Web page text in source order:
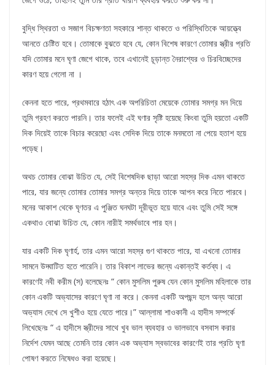
বুদ্ধি স্থিরতা ও সজাগ বিচক্ষণতা সহকারে শান্ত থাকতে ও পরিস্থিতিকে আয়ত্ত্বে
আনতে চেষ্টিত হবে। তোমাকে বুঝতে হবে যে, কোন বিশেষ কারণে তোমার স্ত্রীর প্রতি
যদি তোমার মনে ঘৃণা জেগে থাকে, তবে এখানেই চূড়ান্ত নৈরাশ্যের ও চিরবিচ্ছেদের
কারণ হয়ে গেলো না ।
কেননা হতে পারে, প্রথমবারে হঠাৎ এক অপরিচিতা মেয়েকে তোমার সমগ্র মন দিয়ে
তুমি গ্রহণ করতে পারনি। তার ফলেই এই ঘণার সৃষ্টি হয়েছে কিংবা তুমি হয়তো একটি
দিক দিয়েই তাকে বিচার করেছো এবং সেদিক দিয়ে তাকে মনমতো না পেয়ে হতাশ হয়ে
পড়েছ।
অথচ তোমার বোঝা উচিত যে, সেই বিশেষদিক ছাড়া আরো সহস্র দিক এমন থাকতে
পারে, যার জন্যে তোমার তোমার সমগ্র অন্তর দিয়ে তাকে আপন করে নিতে পারবে।
মনের আকাশ থেকে ঘৃণতর এ পুঞ্জিত ঘনঘটা দূরীভূত হয়ে যাবে এবং তুমি সেই সঙ্গে
একথাও বোঝা উচিত যে, কোন নারীই সমর্থভাবে পার হন।
যার একটি দিক ঘৃণার্হ, তার এমন আরো সহস্র গুণ থাকতে পারে, যা এখনো তোমার
সামনে উদ্ঘাটিত হতে পারেনি। তার বিকাশ লাভের জন্যে একান্তই কর্তব্য। এ
কারণেই নবী করীম (স) বলেছেনঃ “ কোন মুসলিম পুরুষ যেন কোন মুসলিম মহিলাকে তার
কোন একটি অভ্যাসের কারণে ঘৃণা না করে। কেননা একটি অপছন্দ হলে অন্য আরো
অভ্যাস দেখে সে খুশীও হয়ে যেতে পারে।” আল্লামা শাওকানী এ হাদীস সম্পর্কে
লিখেছেনঃ “ এ হাদীসে স্ত্রীদের সাথে খুব ভাল ব্যবহার ও ভালভাবে বসবাস করার
নির্দেশ যেমন আছে তেমনি তার কোন এক অভ্যাস স্বভাবের কারণেই তার প্রতি ঘৃণা
পোষণ করতে নিষেধও করা হয়েছে।